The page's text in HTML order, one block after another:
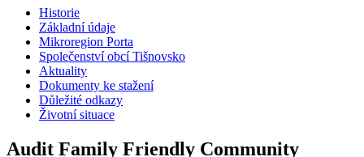
Historie
Základní údaje
Mikroregion Porta
Společenství obcí Tišnovsko
Aktuality
Dokumenty ke stažení
Důležité odkazy
Životní situace
Audit Family Friendly Community